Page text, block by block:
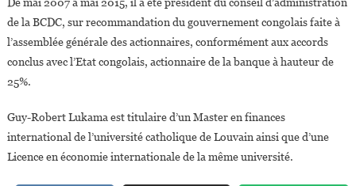
De mai 2007 à mai 2015, il a été président du conseil d’administration
de la BCDC, sur recommandation du gouvernement congolais faite à
l’assemblée générale des actionnaires, conformément aux accords
conclus avec l’Etat congolais, actionnaire de la banque à hauteur de
25%.
Guy-Robert Lukama est titulaire d’un Master en finances
international de l’université catholique de Louvain ainsi que d’une
Licence en économie internationale de la même université.